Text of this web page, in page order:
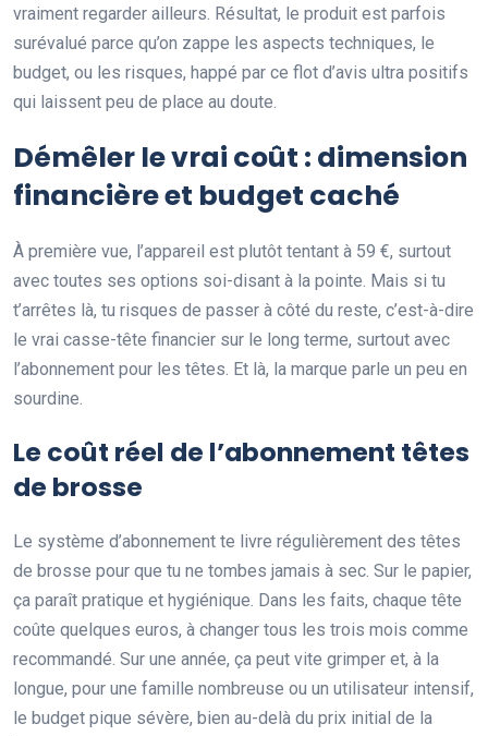
vraiment regarder ailleurs. Résultat, le produit est parfois
surévalué parce qu’on zappe les aspects techniques, le
budget, ou les risques, happé par ce flot d’avis ultra positifs
qui laissent peu de place au doute.
Démêler le vrai coût : dimension
financière et budget caché
À première vue, l’appareil est plutôt tentant à 59 €, surtout
avec toutes ses options soi-disant à la pointe. Mais si tu
t’arrêtes là, tu risques de passer à côté du reste, c’est-à-dire
le vrai casse-tête financier sur le long terme, surtout avec
l’abonnement pour les têtes. Et là, la marque parle un peu en
sourdine.
Le coût réel de l’abonnement têtes
de brosse
Le système d’abonnement te livre régulièrement des têtes
de brosse pour que tu ne tombes jamais à sec. Sur le papier,
ça paraît pratique et hygiénique. Dans les faits, chaque tête
coûte quelques euros, à changer tous les trois mois comme
recommandé. Sur une année, ça peut vite grimper et, à la
longue, pour une famille nombreuse ou un utilisateur intensif,
le budget pique sévère, bien au-delà du prix initial de la